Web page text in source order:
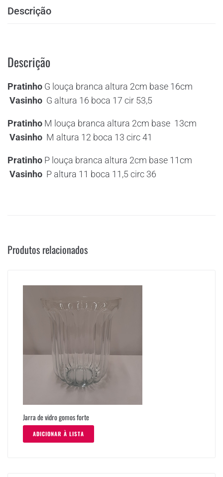
Descrição
Descrição
Pratinho G louça branca altura 2cm base 16cm
Vasinho G altura 16 boca 17 cir 53,5
Pratinho M louça branca altura 2cm base 13cm
Vasinho M altura 12 boca 13 circ 41
Pratinho P louça branca altura 2cm base 11cm
Vasinho P altura 11 boca 11,5 circ 36
Produtos relacionados
Jarra de vidro gomos forte
ADICIONAR À LISTA